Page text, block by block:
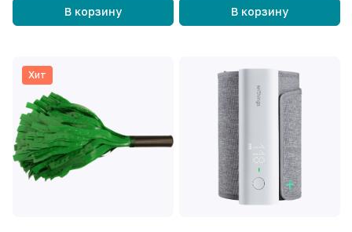
В корзину В корзину
Хит